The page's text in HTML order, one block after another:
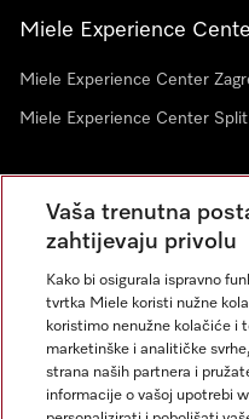
Miele Experience
Miele Experience Center
Miele Experience Center Split
Newsletter
Vaša trenutna
zahtijevaju privolu
Kako bi osigurala ispravno
tvrtka Miele koristi nužne
koristimo nenužne kolačiće i
marketinške i analitičke
strana naših partnera i
informacije o vašoj upotrebi